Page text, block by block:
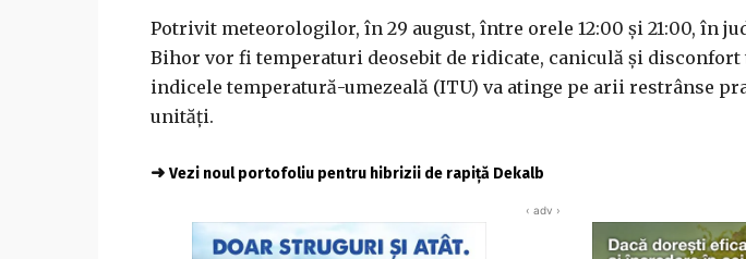
Potrivit meteorologilor, în 29 august, între orele 12:00 şi 21:00, în
Bihor vor fi temperaturi deosebit de ridicate, caniculă şi
indicele temperatură-umezeală (ITU) va atinge pe arii restrânse
unităţi.
➜ Vezi noul portofoliu pentru hibrizii de rapiță Dekalb
‹ adv ›